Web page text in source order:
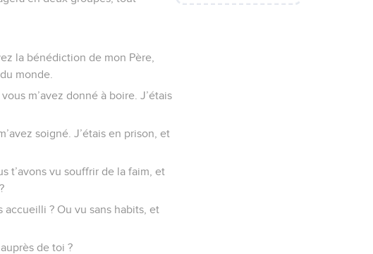
la bénédiction de mon Père,
monde.
m’avez donné à boire. J’étais
soigné. J’étais en prison, et
t’avons vu souffrir de la faim, et
accueilli ? Ou vu sans habits, et
de toi ?